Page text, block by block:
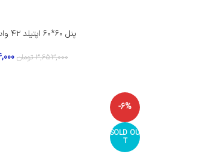
پنل ۶۰*۶۰ اپتیلد ۴۲ وات توکار مازی نور
3,653,000 تومان
-6%
SOLD OU
T